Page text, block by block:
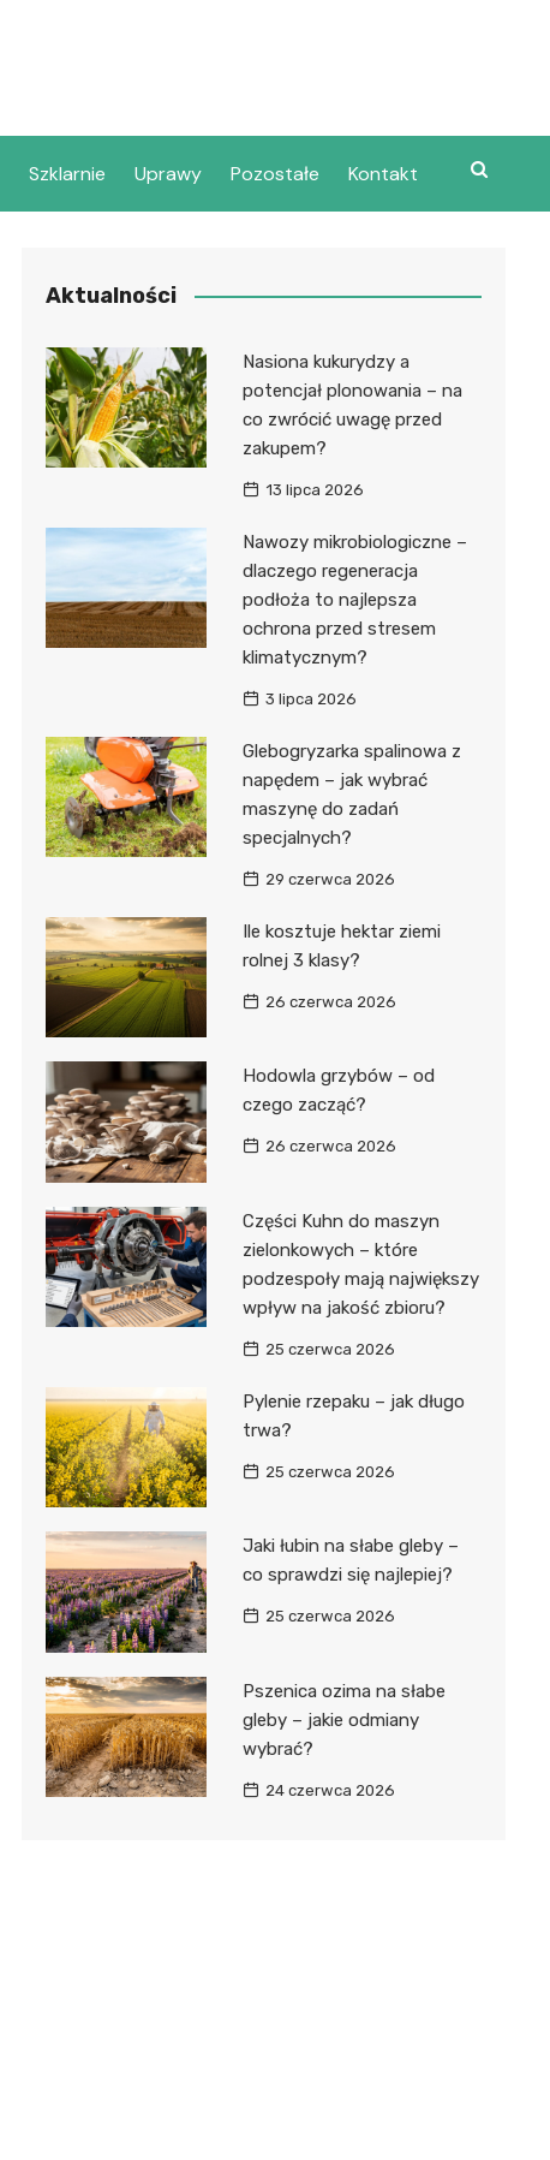
Szklarnie Uprawy Pozostałe Kontakt
Aktualności
Nasiona kukurydzy a
potencjał plonowania – na
co zwrócić uwagę przed
zakupem?
13 lipca 2026
Nawozy mikrobiologiczne –
dlaczego regeneracja
podłoża to najlepsza
ochrona przed stresem
klimatycznym?
3 lipca 2026
Glebogryzarka spalinowa z
napędem – jak wybrać
maszynę do zadań
specjalnych?
29 czerwca 2026
Ile kosztuje hektar ziemi
rolnej 3 klasy?
26 czerwca 2026
Hodowla grzybów – od
czego zacząć?
26 czerwca 2026
Części Kuhn do maszyn
zielonkowych – które
podzespoły mają największy
wpływ na jakość zbioru?
25 czerwca 2026
Pylenie rzepaku – jak długo
trwa?
25 czerwca 2026
Jaki łubin na słabe gleby –
co sprawdzi się najlepiej?
25 czerwca 2026
Pszenica ozima na słabe
gleby – jakie odmiany
wybrać?
24 czerwca 2026